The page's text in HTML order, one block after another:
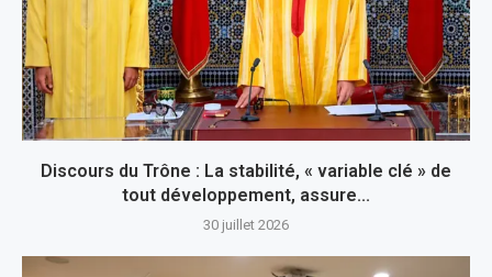
Discours du Trône : La stabilité, « variable clé » de
tout développement, assure...
30 juillet 2026